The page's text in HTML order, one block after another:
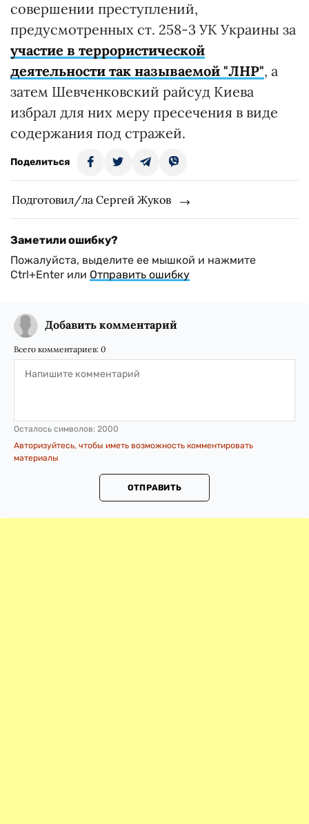
совершении преступлений,
предусмотренных ст. 258-3 УК Украины за
участие в террористической
деятельности так называемой "ЛНР", а
затем Шевченковский райсуд Киева
избрал для них меру пресечения в виде
содержания под стражей.
Поделиться
Подготовил/ла Сергей Жуков
Заметили ошибку?
Пожалуйста, выделите ее мышкой и нажмите
Ctrl+Enter или Отправить ошибку
Добавить комментарий
Всего комментариев: 0
Осталось символов: 2000
Авторизуйтесь, чтобы иметь возможность комментировать
материалы
ОТПРАВИТЬ